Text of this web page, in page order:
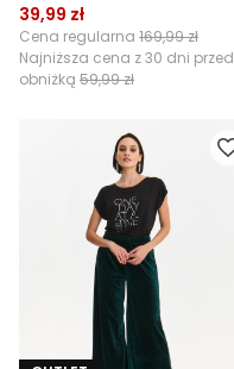
39,99 zł
Cena regularna 169,99 zł
Najniższa cena z 30 dni przed
obniżką 59,99 zł